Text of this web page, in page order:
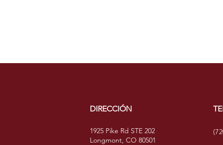
DIRECCIÓN
1925 Pike Rd STE 202
Longmont, CO 80501